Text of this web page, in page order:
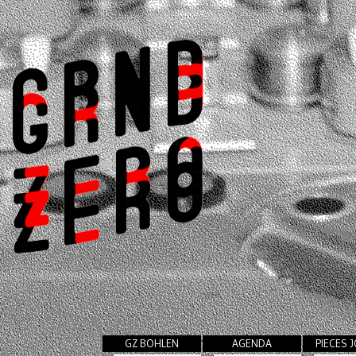
GZ BOHLEN
AGENDA
PIECES